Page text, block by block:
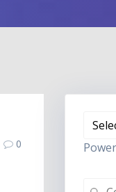
0
Ricerca